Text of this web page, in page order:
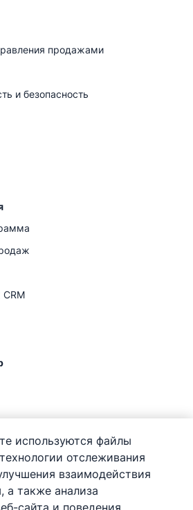
продажами
и безопасность
используются файлы
отслеживания
взаимодействия
а также анализа
сайта и поведения